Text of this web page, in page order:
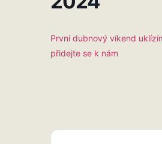
První dubnový víkend
přidejte se k nám